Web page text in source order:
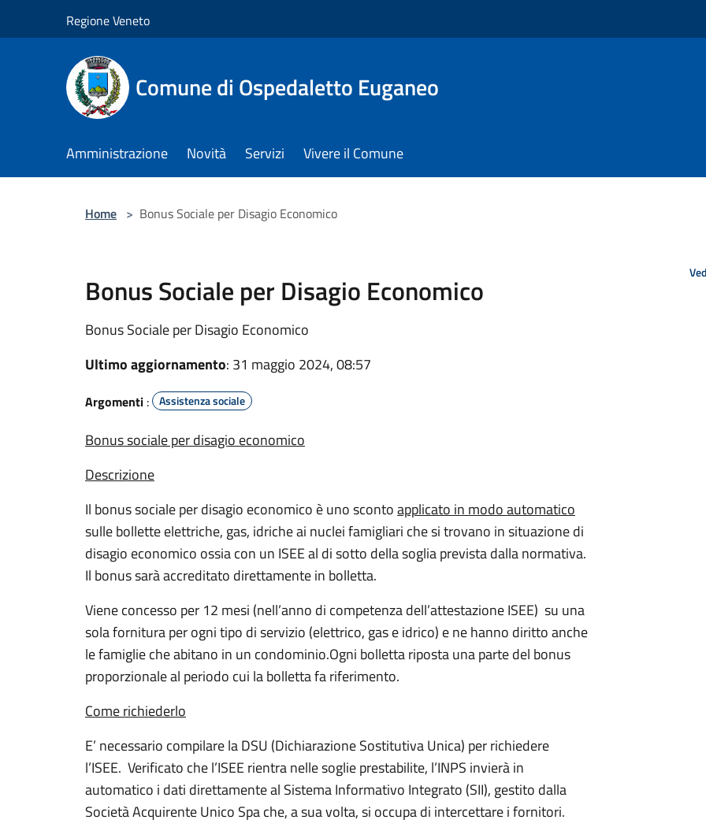
Regione Veneto
Comune di Ospedaletto Euganeo
Amministrazione Novità Servizi Vivere il Comune
Home > Bonus Sociale per Disagio Economico
Bonus Sociale per Disagio Economico
Bonus Sociale per Disagio Economico
Ultimo aggiornamento: 31 maggio 2024, 08:57
Argomenti : Assistenza sociale
Bonus sociale per disagio economico
Descrizione
Il bonus sociale per disagio economico è uno scontoapplicato in modo automatico
sulle bollette elettriche, gas, idriche ai nuclei famigliari che si trovano in situazione di
disagio economico ossia con un ISEE al di sotto della soglia prevista dalla normativa.
Il bonus sarà accreditato direttamente in bolletta.
Viene concesso per 12 mesi (nell’anno di competenza dell’attestazione ISEE) su una
sola fornitura per ogni tipo di servizio (elettrico, gas e idrico) e ne hanno diritto anche
le famiglie che abitano in un condominio.Ogni bolletta riposta una parte del bonus
proporzionale al periodo cui la bolletta fa riferimento.
Come richiederlo
E’ necessario compilare la DSU (Dichiarazione Sostitutiva Unica) per richiedere
l’ISEE. Verificato che l’ISEE rientra nelle soglie prestabilite, l’INPS invierà in
automatico i dati direttamente al Sistema Informativo Integrato (SII), gestito dalla
Società Acquirente Unico Spa che, a sua volta, si occupa di intercettare i fornitori.